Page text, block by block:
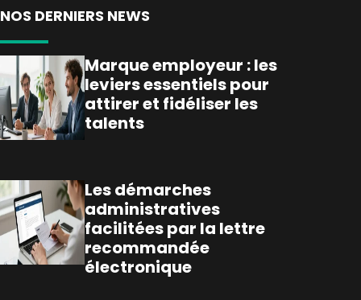
NOS DERNIERS NEWS
Marque employeur : les
leviers essentiels pour
attirer et fidéliser les
talents
Les démarches
administratives
facilitées par la lettre
recommandée
électronique